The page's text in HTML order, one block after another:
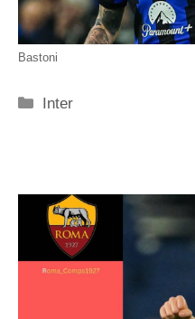
Bastoni
Categorie
Inter